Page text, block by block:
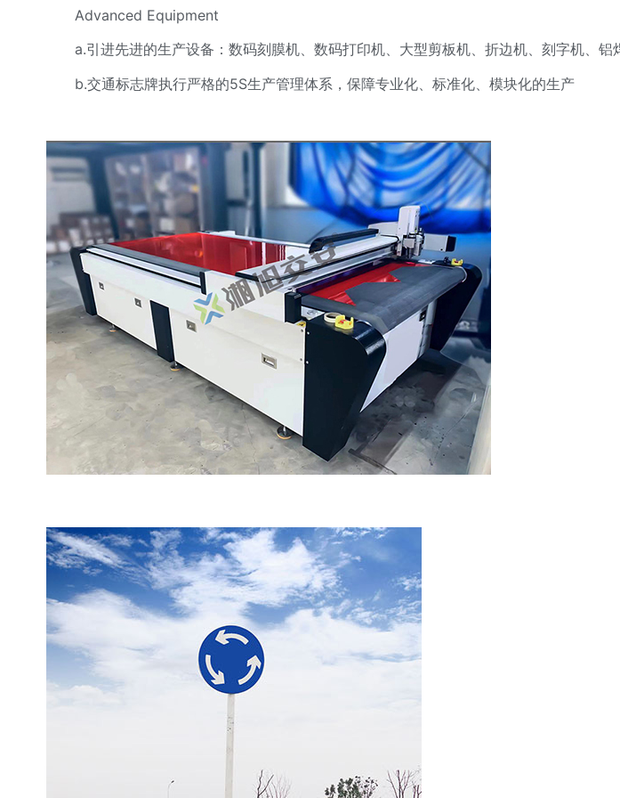
Advanced Equipment
a.引进先进的生产设备：数码刻膜机、数码打印机、大型剪板机、折边机、刻字机、铝
b.交通标志牌执行严格的5S生产管理体系，保障专业化、标准化、模块化的生产